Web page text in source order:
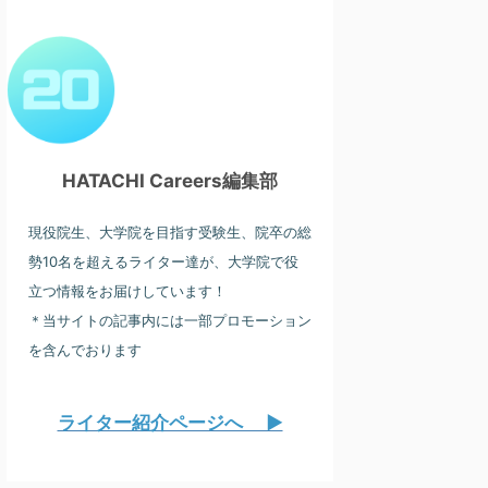
HATACHI Careers編集部
現役院生、大学院を目指す受験生、院卒の総
勢10名を超えるライター達が、大学院で役
立つ情報をお届けしています！
＊当サイトの記事内には一部プロモーション
を含んでおります
ライター紹介ページへ ▶︎